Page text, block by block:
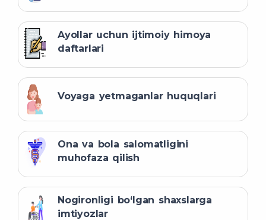
Ayollar uchun ijtimoiy himoya
daftarlari
Voyaga yetmaganlar huquqlari
Ona va bola salomatligini
muhofaza qilish
Nogironligi bo‘lgan shaxslarga
imtiyozlar